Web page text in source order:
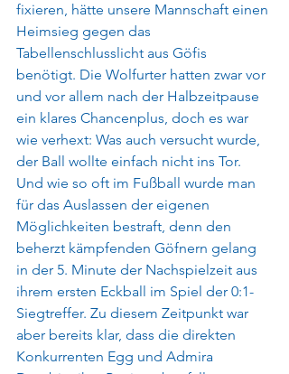
fixieren, hätte unsere Mannschaft einen
Heimsieg gegen das
Tabellenschlusslicht aus Göfis
benötigt. Die Wolfurter hatten zwar vor
und vor allem nach der Halbzeitpause
ein klares Chancenplus, doch es war
wie verhext: Was auch versucht wurde,
der Ball wollte einfach nicht ins Tor.
Und wie so oft im Fußball wurde man
für das Auslassen der eigenen
Möglichkeiten bestraft, denn den
beherzt kämpfenden Göfnern gelang
in der 5. Minute der Nachspielzeit aus
ihrem ersten Eckball im Spiel der 0:1-
Siegtreffer. Zu diesem Zeitpunkt war
aber bereits klar, dass die direkten
Konkurrenten Egg und Admira